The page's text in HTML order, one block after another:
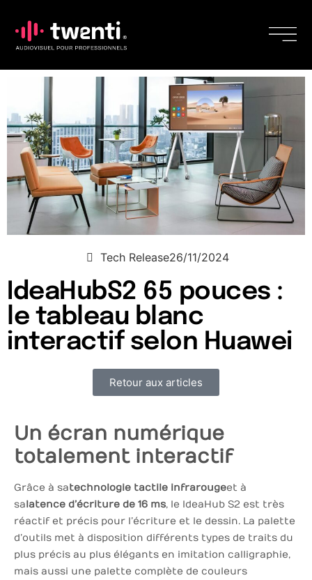
Tech Release26/11/2024
IdeaHubS2 65 pouces :
le tableau blanc
interactif selon Huawei
Retour aux articles
Un écran numérique
totalement interactif
Grâce à satechnologie tactile infrarougeet à
salatence d’écriture de 16 ms, le IdeaHub S2 est très
réactif et précis pour l’écriture et le dessin. La palette
d’outils met à disposition différents types de traits du
plus précis au plus élégants en imitation calligraphie,
mais aussi une palette complète de couleurs